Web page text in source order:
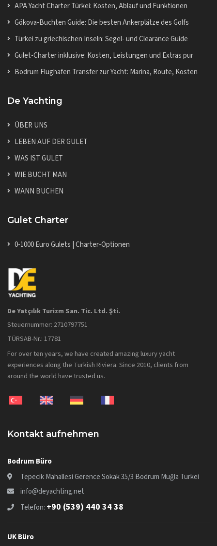
APA Yacht Charter Türkei: Kosten, Ablauf und Funktionen
Gökova-Buchten Guide: Die besten Ankerplätze des Golfs
Türkei zu griechischen Inseln: Segel- und Clearance Guide
Gulet-Charter inklusive: Kosten, Leistungen und Extras pur
Bodrum Flughafen Transfer zur Yacht: Marina, Route, Kosten
De Yachting
ÜBER UNS
LEBEN AUF DER GULET
WAS IST GULET
WIE BUCHT MAN
WANN BUCHEN
Gulet Charter
0-1000 Euro Gulets | Charter-Optionen
De Yatçılık Turizm San. Tic. Ltd. Şti.
Steuernummer: 2710797751
TÜRSAB-Nr.: 17781
For over ten years, we have created amazing luxury yacht
experiences along the Turkish Riviera. Since 2010, clients from
around the world have trusted us.
Kontakt aufnehmen
Bodrum Büro
Tepecik Mahallesi Gerence Sokak 35/3 Bodrum Muğla Türkei
info@deyachting.net
Telefon: +90 (539) 440 34 38
UK Büro